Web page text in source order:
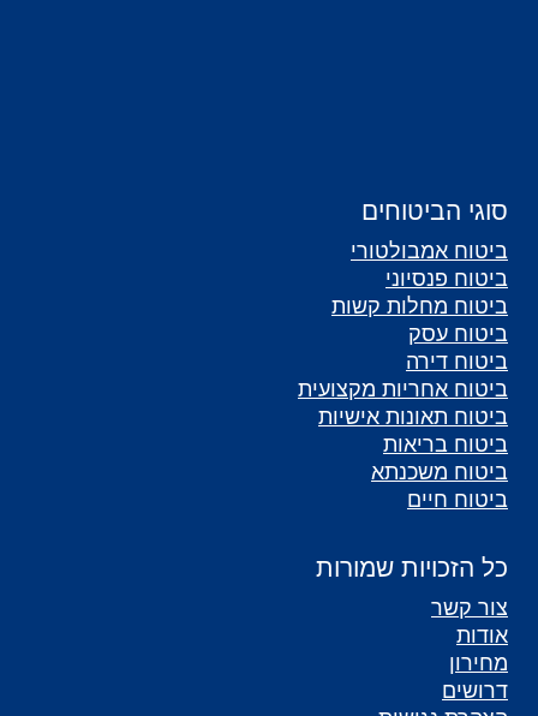
סוגי הביטוחים
ביטוח אמבולטורי
ביטוח פנסיוני
ביטוח מחלות קשות
ביטוח עסק
ביטוח דירה
ביטוח אחריות מקצועית
ביטוח תאונות אישיות
ביטוח בריאות
ביטוח משכנתא
ביטוח חיים
כל הזכויות שמורות
צור קשר
אודות
מחירון
דרושים